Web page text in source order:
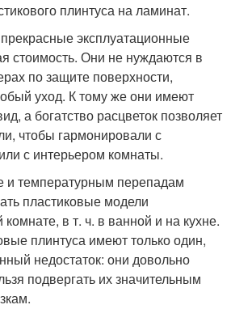
плинтуса на ламинат.
эксплуатационные
стоимость. Они не нуждаются в
по защите поверхности,
уход. К тому же они имеют
а богатство расцветок позволяет
чтобы гармонировали с
с интерьером комнаты.
и температурным перепадам
пластиковые модели
в т. ч. в ванной и на кухне.
плинтуса имеют только один,
недостаток: они довольно
подвергать их значительным